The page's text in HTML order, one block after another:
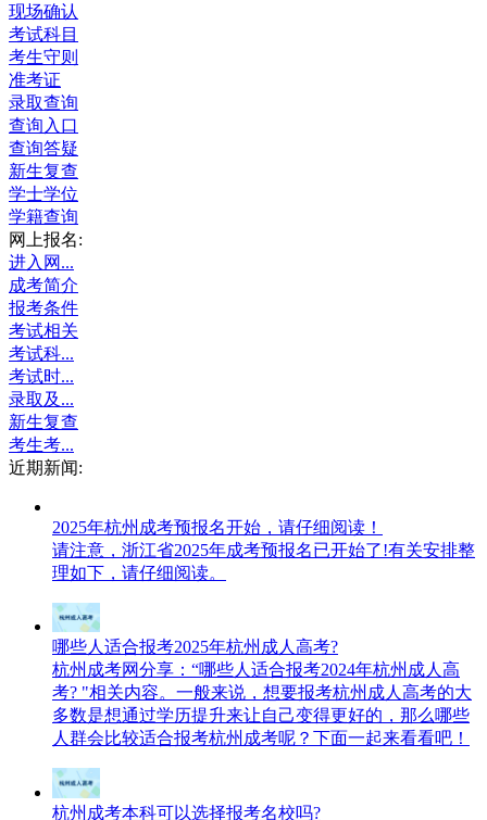
现场确认
考试科目
考生守则
准考证
录取查询
查询入口
查询答疑
新生复查
学士学位
学籍查询
网上报名:
进入网...
成考简介
报考条件
考试相关
考试科...
考试时...
录取及...
新生复查
考生考...
近期新闻:
2025年杭州成考预报名开始，请仔细阅读！
请注意，浙江省2025年成考预报名已开始了!有关安排整
理如下，请仔细阅读。
哪些人适合报考2025年杭州成人高考?
杭州成考网分享：“哪些人适合报考2024年杭州成人高
考? "相关内容。一般来说，想要报考杭州成人高考的大
多数是想通过学历提升来让自己变得更好的，那么哪些
人群会比较适合报考杭州成考呢？下面一起来看看吧！
杭州成考本科可以选择报考名校吗?